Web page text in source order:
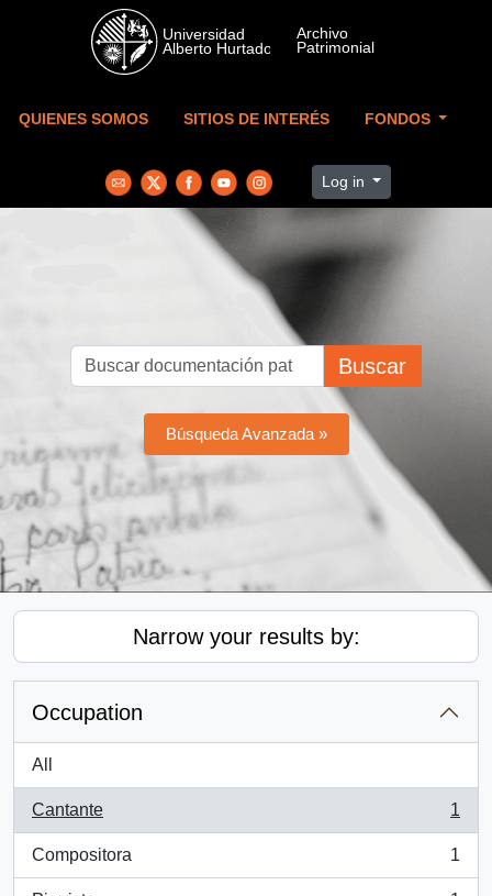
Skip to main content
QUIENES SOMOS SITIOS DE INTERÉS FONDOS
Log in
Buscar
Búsqueda Avanzada »
Narrow your results by:
Occupation
All
Cantante
, 1 results
1
Compositora
, 1 results
1